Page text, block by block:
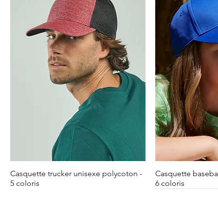
Casquette trucker unisexe polycoton -
5 coloris
Casquette
6 coloris